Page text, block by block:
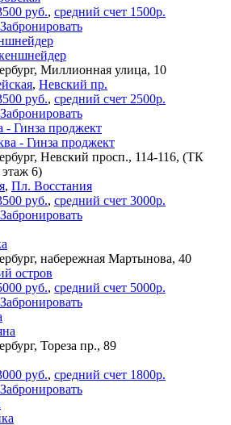
руб., средний счет 1500р.
Забронировать
Миллионная улица, 10
, Невский пр.
руб., средний счет 2500р.
Забронировать
- Гинза проджект
Невский просп., 114-116, (ТК
6)
, Пл. Восстания
руб., средний счет 3000р.
Забронировать
набережная Мартынова, 40
остров
руб., средний счет 5000р.
Забронировать
Тореза пр., 89
руб., средний счет 1800р.
Забронировать